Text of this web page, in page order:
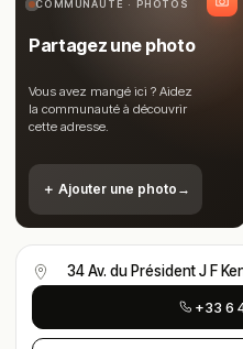
COMMUNAUTÉ · PHOTOS
Partagez une photo
Vous avez mangé ici ? Aidez
la communauté à découvrir
cette adresse.
＋ Ajouter une photo →
34 Av. du Président J F
+33 6